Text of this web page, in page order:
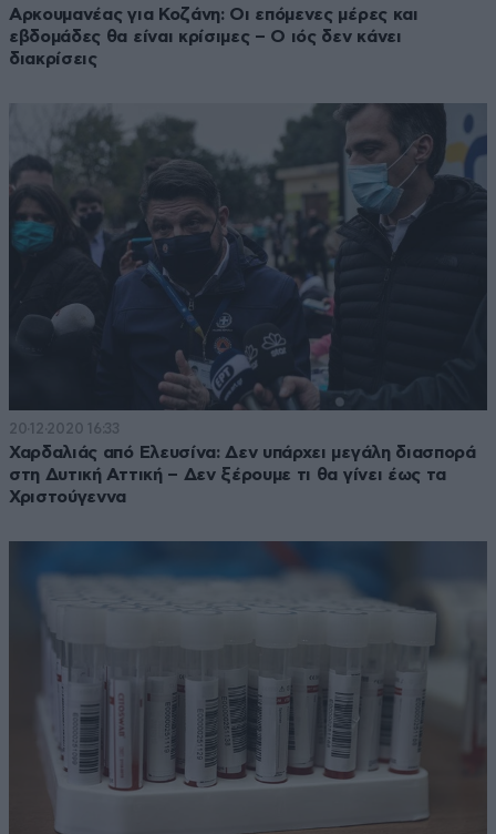
Αρκουμανέας για Κοζάνη: Οι επόμενες μέρες και
εβδομάδες θα είναι κρίσιμες – Ο ιός δεν κάνει
διακρίσεις
20·12·2020 16:33
Χαρδαλιάς από Ελευσίνα: Δεν υπάρχει μεγάλη διασπορά
στη Δυτική Αττική – Δεν ξέρουμε τι θα γίνει έως τα
Χριστούγεννα